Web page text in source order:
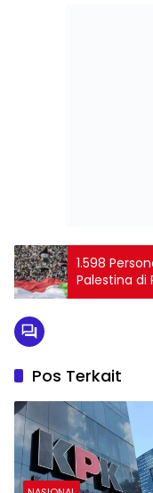
1.598
Palestina di
Pos Terkait